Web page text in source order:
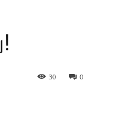
0
30